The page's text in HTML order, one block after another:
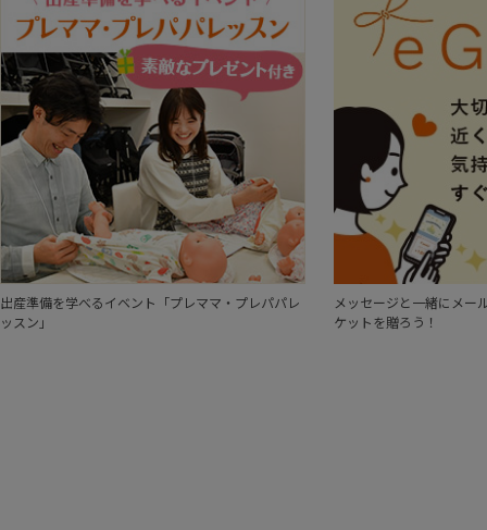
出産準備を学べるイベント「プレママ・プレパパレ
ッスン」
メッセージと一緒にメー
ケットを贈ろう！